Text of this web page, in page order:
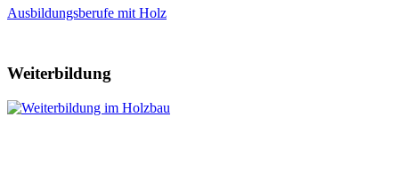
Ausbildungsberufe mit Holz
Weiterbildung